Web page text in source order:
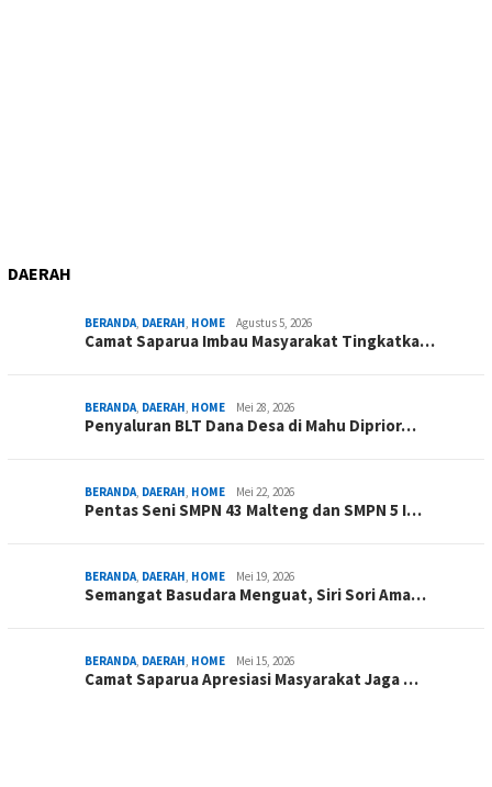
DAERAH
BERANDA, DAERAH, HOME Agustus 5, 2026
Camat Saparua Imbau Masyarakat Tingkatka…
BERANDA, DAERAH, HOME Mei 28, 2026
Penyaluran BLT Dana Desa di Mahu Diprior…
BERANDA, DAERAH, HOME Mei 22, 2026
Pentas Seni SMPN 43 Malteng dan SMPN 5 I…
BERANDA, DAERAH, HOME Mei 19, 2026
Semangat Basudara Menguat, Siri Sori Ama…
BERANDA, DAERAH, HOME Mei 15, 2026
Camat Saparua Apresiasi Masyarakat Jaga …